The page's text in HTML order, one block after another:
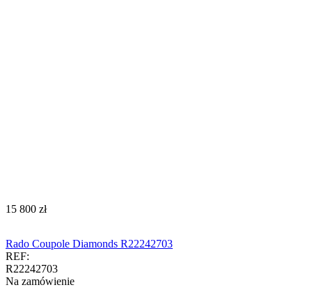
‍15 800‍ zł
Rado Coupole Diamonds R22242703
REF:
R22242703
Na zamówienie